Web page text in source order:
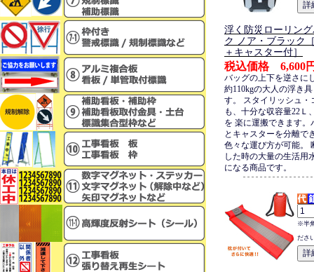
浮く防災ローリン
ク ノア・ブラック
＋キャスター付］
税込価格 6,600
バッグの上下を逆さに
約110kgの大人の浮き
す。 スタイリッシュ・
も、十分な収容量22Ｌ
を 楽に運搬できます。
とキャスターを分離で
色々な運び方が可能。
した時の大量の生活用
になる商品です。
※半
ださ